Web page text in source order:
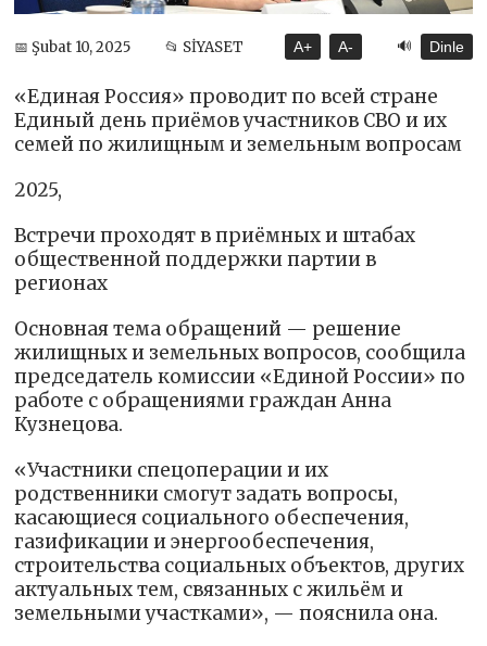
📅 Şubat 10, 2025 📂 SİYASET A+ A- 🔊 Dinle
«Единая Россия» проводит по всей стране
Единый день приёмов участников СВО и их
семей по жилищным и земельным вопросам
2025,
Встречи проходят в приёмных и штабах
общественной поддержки партии в
регионах
Основная тема обращений — решение
жилищных и земельных вопросов, сообщила
председатель комиссии «Единой России» по
работе с обращениями граждан Анна
Кузнецова.
«Участники спецоперации и их
родственники смогут задать вопросы,
касающиеся социального обеспечения,
газификации и энергообеспечения,
строительства социальных объектов, других
актуальных тем, связанных с жильём и
земельными участками», — пояснила она.